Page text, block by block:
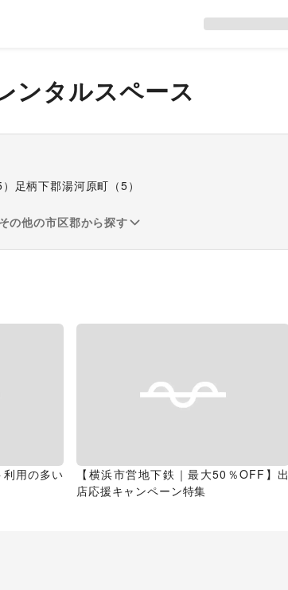
ンタルスペース
） 足柄下郡湯河原町 （5）
その他の市区郡から探す
利用の多い
【横浜市営地下鉄｜最大50％OFF】出
店応援キャンペーン特集